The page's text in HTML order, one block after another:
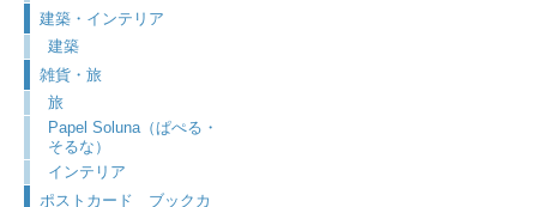
建築・インテリア
建築
雑貨・旅
旅
Papel Soluna（ぱぺる・
そるな）
インテリア
ポストカード ブックカ